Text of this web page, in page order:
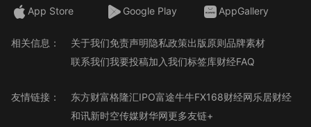
App Store Google Play AppGallery
相关信息： 关于我们免责声明隐私政策出版原则品牌素材
联系我们我要投稿加入我们标签库财经FAQ
友情链接： 东方财富格隆汇IPO富途牛牛FX168财经网乐居财经
和讯新时空传媒财华网更多友链+